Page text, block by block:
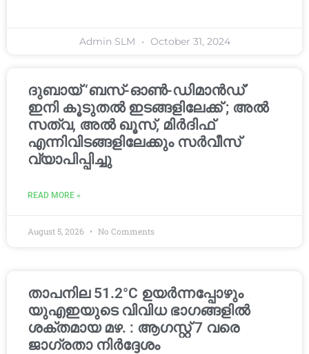
Admin SLM October 31, 2024
ദുബായ് ‘ബസ്-ഓൺ-ഡിമാൻഡ്’
ഇനി കൂടുതൽ ഇടങ്ങളിലേക്ക് ; അൽ
സത്വ, അൽ ഖൂസ്, മിർദിഫ്
എന്നിവിടങ്ങളിലേക്കും സർവീസ്
വ്യാപിപ്പിച്ചു
READ MORE »
August 5, 2026 No Comments
താപനില 51.2°C ഉയർന്നപ്പോഴും
യുഎഇയുടെ വിവിധ ഭാഗങ്ങളിൽ
ശക്തമായ മഴ. : ആഗസ്റ്റ് 7 വരെ
ജാഗ്രതാ നിർദ്ദേശം